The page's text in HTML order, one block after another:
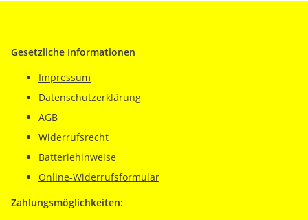
Gesetzliche Informationen
Impressum
Datenschutzerklärung
AGB
Widerrufsrecht
Batteriehinweise
Online-Widerrufsformular
Zahlungsmöglichkeiten: